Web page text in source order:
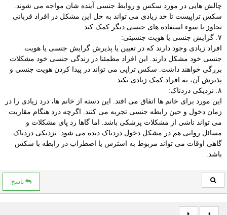
چالش‌ هایی در مورد سکس و روابط جنسی آینده شان مواجه می شوند.
سکس تراپیست تا حد زیادی می تواند به حل این مشکل در افراد قربانی
تجاوز یا سوء استفاده های جنسی دیگر کمک کند.
۷. گرایش جنسی یا هویت جنسیتی:
افراد زیادی وجود دارند که در تعیین یا پذیرش گرایش جنسی یا هویت
جنسی خود مشکل دارند. این افراد مطمئنا در زندگی جنسی خود مشکلات
بزرگی خواهند داشت. سکس تراپی می تواند در پیدا کردن هویت جنسی و
پذیرش آن، به افراد کمک زیادی بکند.
۸. نزدیکی دردناک:
این مورد برای خانم ها اتفاق می افتد. این دسته از خانم ها، درد زیادی را در
زمان دخول و حین رابطه جنسی تجربه می کنند. اگرچه درد هنگام مقاربت
می تواند ناشی از مشکلات پزشکی باشد. اما گاها رد پای مشکلات و
مسائل روانی هم در مشکل دخول دردناک دیده می شود. نزدیکی دردناک
گاهی اوقات می‌ تواند مربوط به استرس یا اضطراب در رابطه با سکس
باشد.
پاسخ